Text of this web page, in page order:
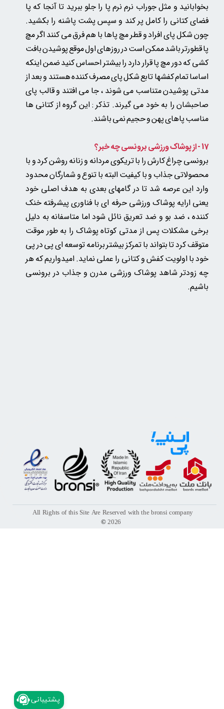
بخوابانید و مثل جوراب نرم نرم پا را جلو ببرید تا آنجا که پا
فضای کتانی را کامل پر کند و سپس پشت پاشنه را بکشید.
چون شکل پای افراد و قطر مچ پاها با هم فرق می کنند اگر مچ
پا قطورتر باشد ممکن است در روزهای اول موقع پوشیدن بافت
کشی که دور مچ پا قرار دارد را بیشتر احساس کنید ضمن اینکه
اساسا تمام کفشها تابع شکل پای مصرف کننده هستند و بعد از
مدتی پوشیدن متناسب می شوند ، جا می افتند و قالب پای
صاحبشان را به خود می گیرند. تذکر : این گروه از کتانی ها
مناسب پاهای پهن و حجیم نمی باشند.
17 - از پوشاک ورزشی برونسی چه خبر؟
برونسی چراغ کارش را با تریکوی مردانه و زنانه روشن کرد و با
محصولاتی جذاب و با کیفیت البته با تنوع و شمارگان محدود
وارد این عرصه شد تا در گامهای بعدی به هدف اصلی خود
یعنی ارایه پوشاک ورزشی حرفه ای با فناوری پیشرفته خنک
کننده ، ضد بو و ضد تعریق نائل شود اما متاسفانه به دلیل
برخی مشکلات پس از مدتی کوتاه پوشاک را به طور موقت
متوقف کرد تا بتواند با تمرکز بیشتر برنامه توسعه ای پی در پی
خود با اولویت کفش و کتانی را عملی نماید. امیدواریم که هر
چه زودتر شاهد پوشاک ورزشی مدرن و جذاب در برونسی
باشیم.
All Rights of this Site Are Reserved with the bronsi company
©
​پشتیبانی